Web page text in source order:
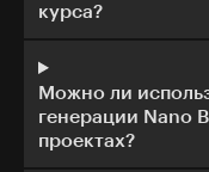
курса?
Можно ли
генерации Nano
проектах?